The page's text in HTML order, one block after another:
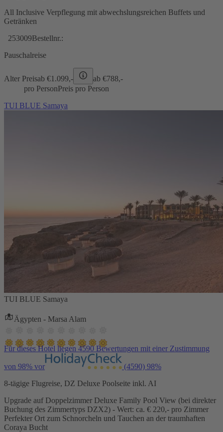
All Inclusive Verpflegung mit abwechslungsreichen Buffets und
Getränken
253009Bestellnr.:
Pauschalreise
Alter Preisab €1.099,- ab €788,-
pro PersonPreis pro Person
TUI BLUE Samaya
TUI BLUE Samaya
Ägypten - Marsa Alam
Für dieses Hotel liegen 4590 Bewertungen mit einer Zustimmung
von 98% vor (4590) 98%
8-tägige Flugreise, DZ Deluxe Poolseite inkl. AI
Upgrade auf Doppelzimmer Deluxe Family Pool View (bei direkter
Buchung des Zimmertyps DZX2) - Wert: ca. € 220,- pro Zimmer
Perfekter Ort zum Schnorcheln und Tauchen an der traumhaften
Coraya Bucht